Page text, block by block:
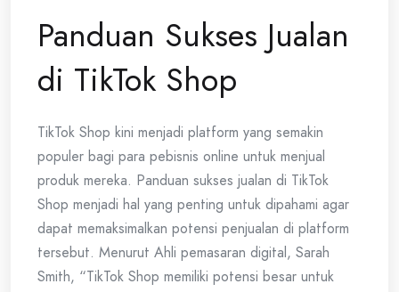
Panduan Sukses Jualan
di TikTok Shop
TikTok Shop kini menjadi platform yang semakin
populer bagi para pebisnis online untuk menjual
produk mereka. Panduan sukses jualan di TikTok
Shop menjadi hal yang penting untuk dipahami agar
dapat memaksimalkan potensi penjualan di platform
tersebut. Menurut Ahli pemasaran digital, Sarah
Smith, “TikTok Shop memiliki potensi besar untuk